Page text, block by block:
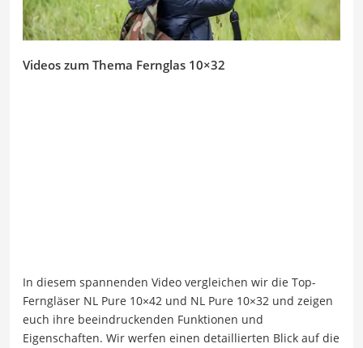
Videos zum Thema Fernglas 10×32
In diesem spannenden Video vergleichen wir die Top-
Ferngläser NL Pure 10×42 und NL Pure 10×32 und zeigen
euch ihre beeindruckenden Funktionen und
Eigenschaften. Wir werfen einen detaillierten Blick auf die